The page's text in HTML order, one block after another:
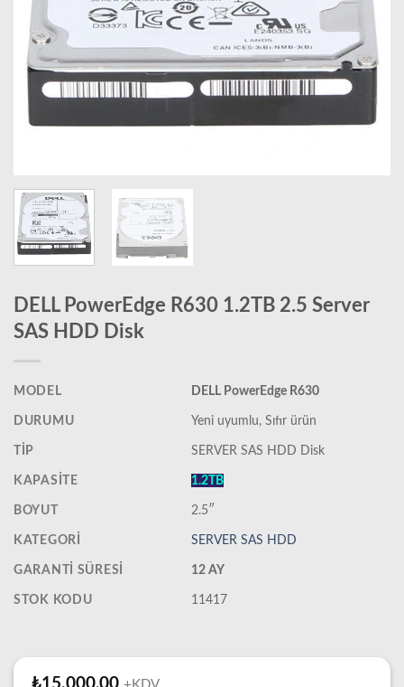
DELL PowerEdge R630 1.2TB 2.5 Server
SAS HDD Disk
MODEL DELL PowerEdge R630
DURUMU ‎Yeni uyumlu, Sıfır ürün
TIP SERVER SAS HDD Disk
KAPASITE 1.2TB
BOYUT 2.5″
KATEGORI SERVER SAS HDD
GARANTI SÜRESI 12 AY
STOK KODU 11417
₺15.000,00